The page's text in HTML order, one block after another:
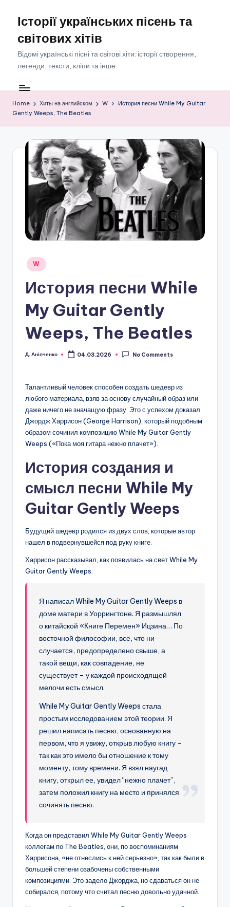
content
Історії українських пісень та
світових хітів
Відомі українські пісні та світові хіти: історії створення,
легенди, тексти, кліпи та інше
Home Хиты на английском W
История песни While My Guitar
Gently Weeps, The Beatles
Posted
in
W
История песни While
My Guitar Gently
Weeps, The Beatles
Posted
Д. Аніпченко 04.03.2026 No Comments
Талантливый человек способен создать шедевр из
любого материала, взяв за основу случайный образ или
даже ничего не значащую фразу. Это с успехом доказал
Джордж Харрисон (George Harrison), который подобным
образом сочинил композицию While My Guitar Gently
Weeps («Пока моя гитара нежно плачет»).
История создания и
смысл песни While My
Guitar Gently Weeps
Будущий шедевр родился из двух слов, которые автор
нашел в подвернувшейся под руку книге.
Харрисон рассказывал, как появилась на свет While My
Guitar Gently Weeps:
Я написал While My Guitar Gently Weeps в
доме матери в Уоррингтоне. Я размышлял
о китайской «Книге Перемен» Ицзина… По
восточной философии, все, что ни
случается, предопределено свыше, а
такой вещи, как совпадение, не
существует – у каждой происходящей
мелочи есть смысл.
While My Guitar Gently Weeps стала
простым исследованием этой теории. Я
решил написать песню, основанную на
первом, что я увижу, открыв любую книгу –
так как это имело бы отношение к тому
моменту, тому времени. Я взял наугад
книгу, открыл ее, увидел “нежно плачет”,
затем положил книгу на место и принялся
сочинять песню.
Когда он представил While My Guitar Gently Weeps
коллегам по The Beatles, они, по воспоминаниям
Харрисона, «не отнеслись к ней серьезно», так как были в
большей степени озабочены собственными
композициями. Это задело Джорджа, но сдаваться он не
собирался, потому что считал песню довольно удачной.